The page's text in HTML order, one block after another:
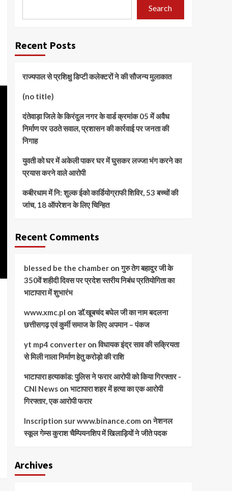
Search
Recent Posts
राज्यपाल से प्रशिक्षु डिप्टी कलेक्टरों ने की सौजन्य मुलाकात
(no title)
दंतेवाड़ा जिले के किरंदुल नगर के वार्ड क्रमांक 05 में अवैध
निर्माण पर उठते सवाल, प्रशासन की कार्रवाई पर जनता की
निगाह
युवती को घर में अकेली पाकर घर में घुसकर लज्जा भंग करने का
प्रयास करने वाले आरोपी
कबीरधाम में नि: शुल्क ईको कार्डियोग्राफी शिविर, 53 बच्चों की
जांच, 18 ऑपरेशन के लिए चिन्हित
Recent Comments
blessed be the chamberonगुरु तेग बहादुर जी के
350वें शहीदी दिवस पर प्रदेश स्तरीय निबंध प्रतियोगिता का
भाटापारा में शुभारंभ
www.xmc.pl onडॉ.खूबचंद बघेल जी का नाम बदलना
छत्तीसगढ़ एवं कुर्मी समाज के लिए अपमान – पंकज
yt mp4 converteronविधायक इंद्र साव की सक्रियता
से मिली नाला निर्माण हेतु करोड़ो की राशि
भाटापारा हत्याकांड: पुलिस ने फरार आरोपी को किया गिरफ्तार -
CNI Newson भाटापारा शहर में हत्या का एक आरोपी
गिरफ्तार, एक आरोपी फरार
Inscription sur www.binance.com onनेशनल
स्कूल गेम्स कुराश चैम्पियनशिप में खिलाड़ियों ने जीते पदक
Archives